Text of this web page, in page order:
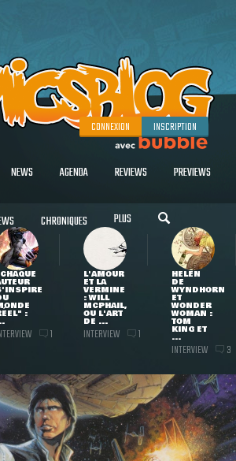
CONNEXION INSCRIPTION
NEWS AGENDA REVIEWS PREVIEWS
CHRONIQUES PLUS
:
1
L'AMOUR
ET LA
VERMINE
: WILL
MCPHAIL,
OU L'ART
DE ...
INTERVIEW 1
HELEN
DE
WYNDHORN
ET
WONDER
WOMAN :
TOM
KING ET
...
INTERVIEW 3